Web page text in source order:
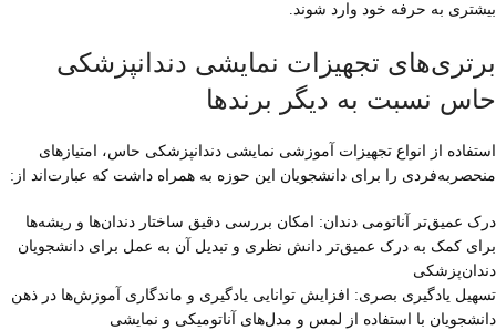
بیشتری به حرفه خود وارد شوند.
برتری‌های تجهیزات نمایشی دندانپزشکی
حاس نسبت به دیگر برندها
استفاده از انواع تجهیزات آموزشی نمایشی دندانپزشکی حاس، امتیازهای
منحصربه‌فردی را برای دانشجویان این حوزه به همراه داشت که عبارت‌اند از:
درک عمیق‌تر آناتومی دندان: امکان بررسی دقیق ساختار دندان‌ها و ریشه‌ها
برای کمک به درک عمیق‌تر دانش نظری و تبدیل آن به عمل برای دانشجویان
دندان‌پزشکی
تسهیل یادگیری بصری: افزایش توانایی یادگیری و ماندگاری آموزش‌ها در ذهن
دانشجویان با استفاده از لمس و مدل‌های آناتومیکی و نمایشی